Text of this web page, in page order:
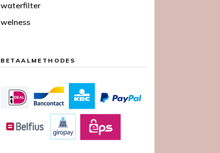
waterfilter
welness
BETAALMETHODES